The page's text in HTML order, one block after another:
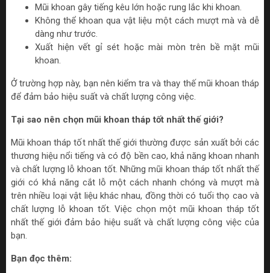
Mũi khoan gây tiếng kêu lớn hoặc rung lắc khi khoan.
Không thể khoan qua vật liệu một cách mượt mà và dễ
dàng như trước.
Xuất hiện vết gỉ sét hoặc mài mòn trên bề mặt mũi
khoan.
Ở trường hợp này, bạn nên kiểm tra và thay thế mũi khoan tháp
để đảm bảo hiệu suất và chất lượng công việc.
Tại sao nên chọn mũi khoan tháp tốt nhất thế giới?
Mũi khoan tháp tốt nhất thế giới thường được sản xuất bởi các
thương hiệu nổi tiếng và có độ bền cao, khả năng khoan nhanh
và chất lượng lỗ khoan tốt. Những mũi khoan tháp tốt nhất thế
giới có khả năng cắt lỗ một cách nhanh chóng và mượt mà
trên nhiều loại vật liệu khác nhau, đồng thời có tuổi thọ cao và
chất lượng lỗ khoan tốt. Việc chọn một mũi khoan tháp tốt
nhất thế giới đảm bảo hiệu suất và chất lượng công việc của
bạn.
Bạn đọc thêm: